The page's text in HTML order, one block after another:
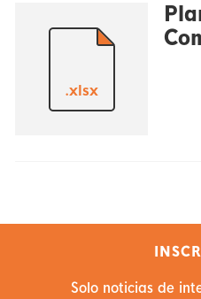
.xlsx
Solo noticias de